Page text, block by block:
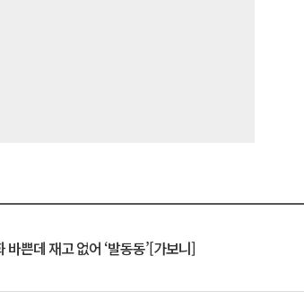
쁜데 재고 없어 ‘발동동’[가보니]